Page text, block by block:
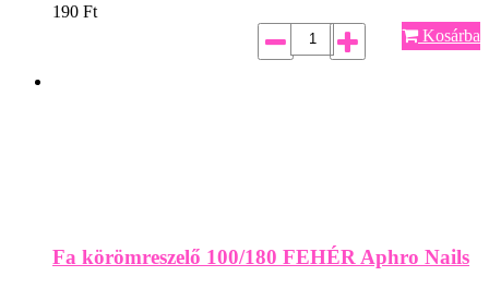
190 Ft
Kosárba
Fa körömreszelő 100/180 FEHÉR Aphro Nails